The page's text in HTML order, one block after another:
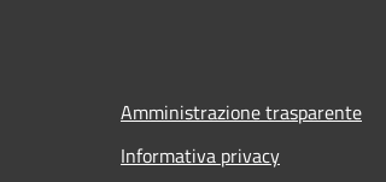
Amministrazione trasparente
Informativa privacy